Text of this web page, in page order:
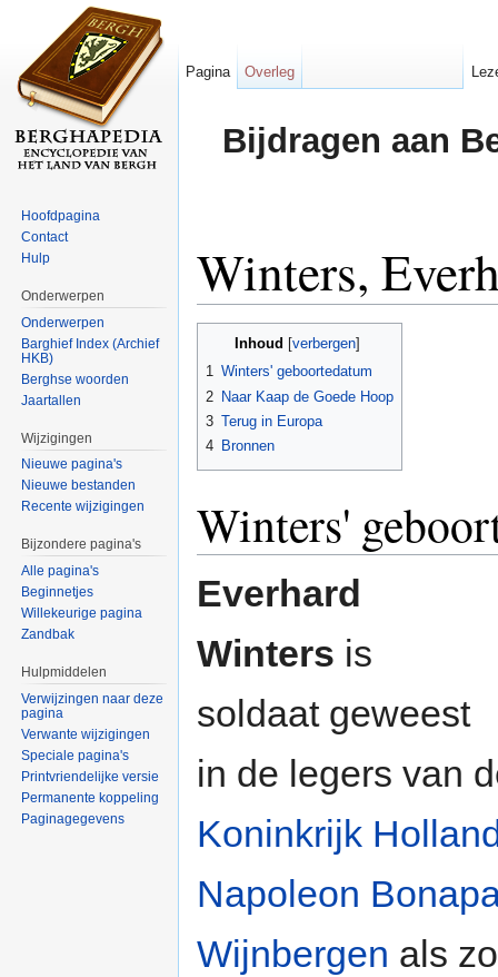
Bijdragen aan
Winters,
Inhoud verbergen
1 Winters' geboortedatum
2 Naar Kaap de Goede Hoop
3 Terug in Europa
4 Bronnen
Winters'
Everhard
Winters is
soldaat geweest
in de legers van
Koninkrijk
Napoleon
Wijnbergen als
Pagina Overleg
Hoofdpagina
Contact
Hulp
Onderwerpen
Onderwerpen
Barghief Index (Archief
HKB)
Berghse woorden
Jaartallen
Wijzigingen
Nieuwe pagina's
Nieuwe bestanden
Recente wijzigingen
Bijzondere pagina's
Alle pagina's
Beginnetjes
Willekeurige pagina
Zandbak
Hulpmiddelen
Verwijzingen naar deze
pagina
Verwante wijzigingen
Speciale pagina's
Printvriendelijke versie
Permanente koppeling
Paginagegevens